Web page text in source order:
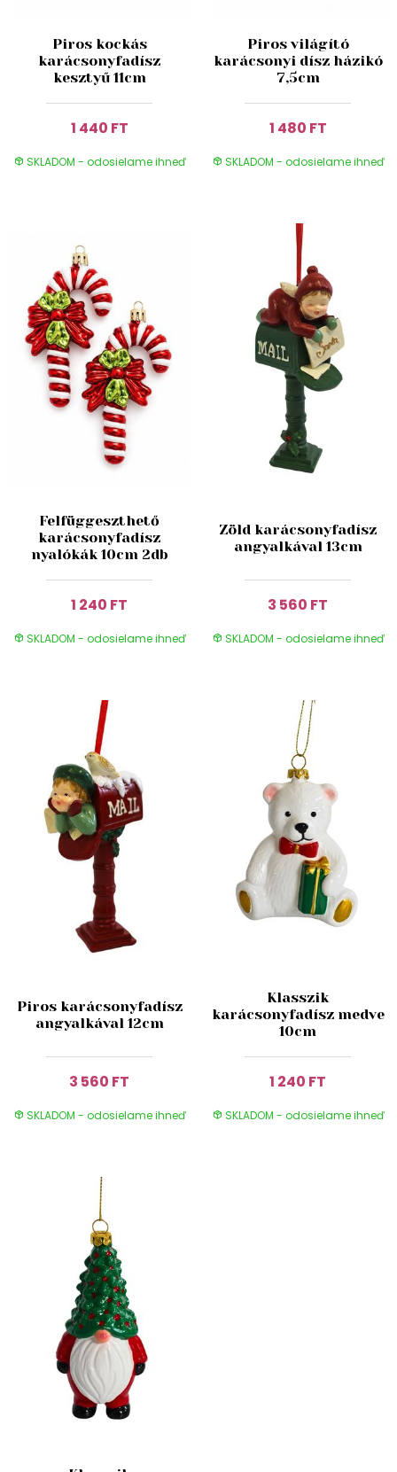
Piros kockás
karácsonyfadísz
kesztyű 11cm
1 440 FT
SKLADOM - odosielame ihneď
Piros világító
karácsonyi dísz házikó
7,5cm
1 480 FT
SKLADOM - odosielame ihneď
Felfüggeszthető
karácsonyfadísz
nyalókák 10cm 2db
1 240 FT
SKLADOM - odosielame ihneď
Zöld karácsonyfadísz
angyalkával 13cm
3 560 FT
SKLADOM - odosielame ihneď
Piros karácsonyfadísz
angyalkával 12cm
3 560 FT
SKLADOM - odosielame ihneď
Klasszik
karácsonyfadísz medve
10cm
1 240 FT
SKLADOM - odosielame ihneď